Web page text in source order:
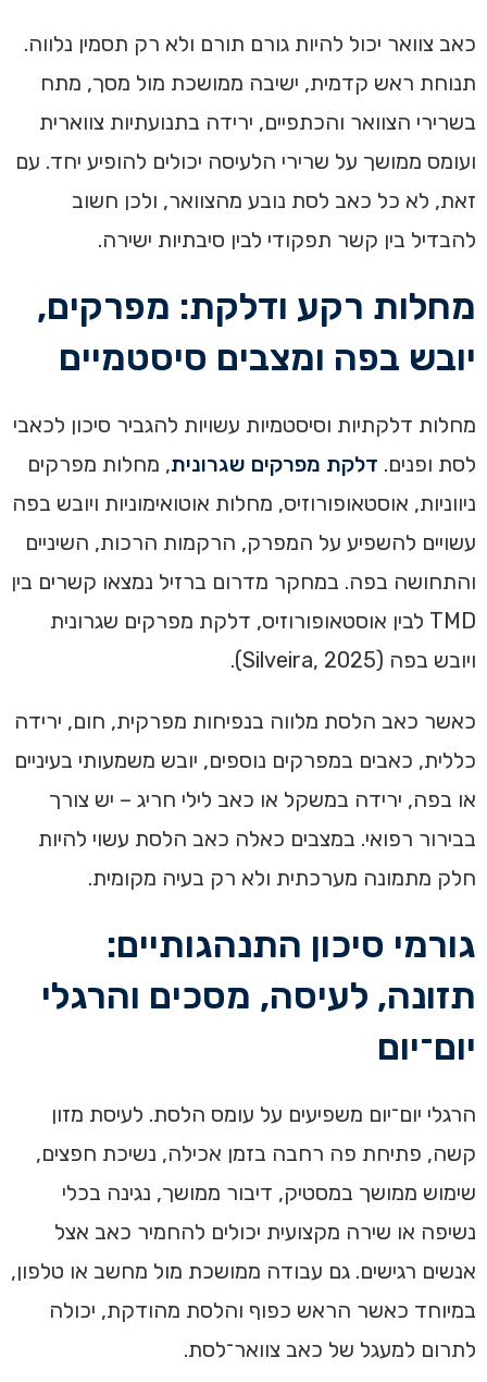
כאב צוואר יכול להיות גורם תורם ולא רק תסמין נלווה.
תנוחת ראש קדמית, ישיבה ממושכת מול מסך, מתח
בשרירי הצוואר והכתפיים, ירידה בתנועתיות צווארית
ועומס ממושך על שרירי הלעיסה יכולים להופיע יחד. עם
זאת, לא כל כאב לסת נובע מהצוואר, ולכן חשוב
להבדיל בין קשר תפקודי לבין סיבתיות ישירה.
מחלות רקע ודלקת: מפרקים,
יובש בפה ומצבים סיסטמיים
מחלות דלקתיות וסיסטמיות עשויות להגביר סיכון לכאבי
לסת ופנים. דלקת מפרקים שגרונית, מחלות מפרקים
ניווניות, אוסטאופורוזיס, מחלות אוטואימוניות ויובש בפה
עשויים להשפיע על המפרק, הרקמות הרכות, השיניים
והתחושה בפה. במחקר מדרום ברזיל נמצאו קשרים בין
TMD לבין אוסטאופורוזיס, דלקת מפרקים שגרונית
ויובש בפה (Silveira, 2025).
כאשר כאב הלסת מלווה בנפיחות מפרקית, חום, ירידה
כללית, כאבים במפרקים נוספים, יובש משמעותי בעיניים
או בפה, ירידה במשקל או כאב לילי חריג – יש צורך
בבירור רפואי. במצבים כאלה כאב הלסת עשוי להיות
חלק מתמונה מערכתית ולא רק בעיה מקומית.
גורמי סיכון התנהגותיים:
תזונה, לעיסה, מסכים והרגלי
יום־יום
הרגלי יום־יום משפיעים על עומס הלסת. לעיסת מזון
קשה, פתיחת פה רחבה בזמן אכילה, נשיכת חפצים,
שימוש ממושך במסטיק, דיבור ממושך, נגינה בכלי
נשיפה או שירה מקצועית יכולים להחמיר כאב אצל
אנשים רגישים. גם עבודה ממושכת מול מחשב או טלפון,
במיוחד כאשר הראש כפוף והלסת מהודקת, יכולה
לתרום למעגל של כאב צוואר־לסת.